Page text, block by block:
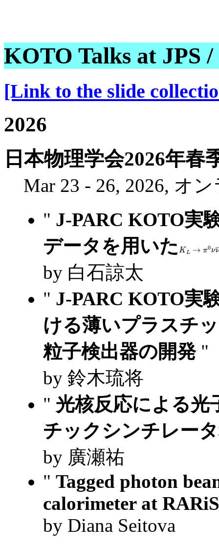
KOTO Talks at JPS /
[Link to the slide
2026
日本物理学会2026年春
Mar 23 - 26, 2026, オ
" J-PARC KOTO実
データを用いた KL ν
by 白石諒太
" J-PARC KOTO実
ける薄いプラスチ
粒子検出器の開発 "
by 鈴木琉将
" 光核反応による光
チックシンチレー
by 廣瀬祐
" Tagged photon
calorimeter at
by Diana Seitova